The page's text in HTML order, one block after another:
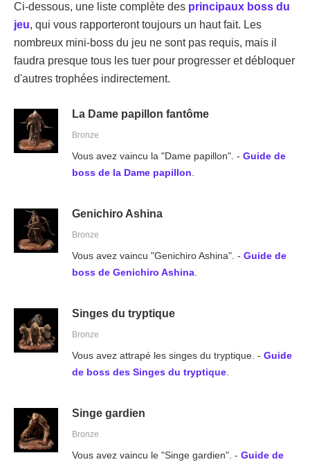
Ci-dessous, une liste complète des principaux boss du
jeu, qui vous rapporteront toujours un haut fait. Les
nombreux mini-boss du jeu ne sont pas requis, mais il
faudra presque tous les tuer pour progresser et débloquer
d'autres trophées indirectement.
La Dame papillon fantôme
Bronze
Vous avez vaincu la "Dame papillon". - Guide de
boss de la Dame papillon.
Genichiro Ashina
Bronze
Vous avez vaincu "Genichiro Ashina". - Guide de
boss de Genichiro Ashina.
Singes du tryptique
Bronze
Vous avez attrapé les singes du tryptique. - Guide
de boss des Singes du tryptique.
Singe gardien
Bronze
Vous avez vaincu le "Singe gardien". - Guide de